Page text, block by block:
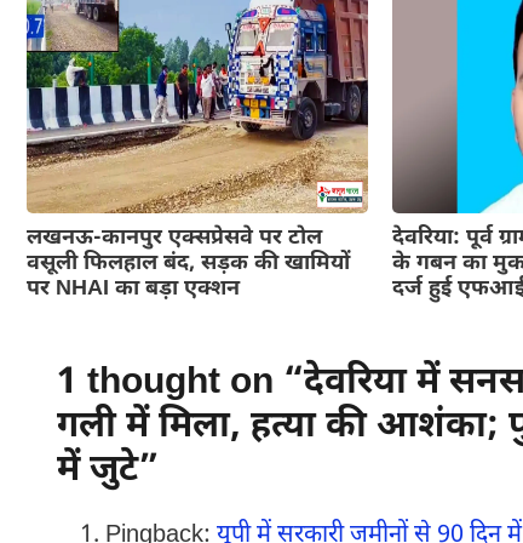
लखनऊ-कानपुर एक्सप्रेसवे पर टोल
वसूली फिलहाल बंद, सड़क की खामियों
पर NHAI का बड़ा एक्शन
देवरिया: पूर्व
के गबन का
दर्ज हुई
1 thought on “देवरिया में
गली में मिला, हत्या की आशंका;
में जुटे”
Pingback: यूपी में सरकारी जमीनों से 90 दिन